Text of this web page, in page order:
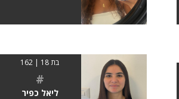
בת 18 | 162
#
ליאל כפיר